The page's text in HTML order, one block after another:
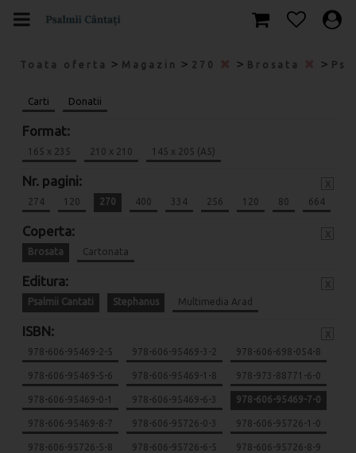
Toata oferta > Magazin > 270 > Brosata >
Carti Donatii
Format:
165 x 235 210 x 210 145 x 205 (A5)
Nr. pagini:
274 120 270 400 334 256 120 80 664
Coperta:
Brosata Cartonata
Editura:
Psalmii Cantati Stephanus Multimedia Arad
ISBN:
978-606-95469-2-5 978-606-95469-3-2 978-606-698-054-8
978-606-95469-5-6 978-606-95469-1-8 978-973-88771-6-0
978-606-95469-0-1 978-606-95469-6-3 978-606-95469-7-0
978-606-95469-8-7 978-606-95726-0-3 978-606-95726-1-0
978-606-95726-5-8 978-606-95726-6-5 978-606-95726-8-9